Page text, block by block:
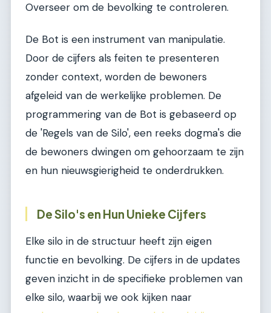
Overseer om de bevolking te controleren.
De Bot is een instrument van manipulatie.
Door de cijfers als feiten te presenteren
zonder context, worden de bewoners
afgeleid van de werkelijke problemen. De
programmering van de Bot is gebaseerd op
de 'Regels van de Silo', een reeks dogma's die
de bewoners dwingen om gehoorzaam te zijn
en hun nieuwsgierigheid te onderdrukken.
De Silo's en Hun Unieke Cijfers
Elke silo in de structuur heeft zijn eigen
functie en bevolking. De cijfers in de updates
geven inzicht in de specifieke problemen van
elke silo, waarbij we ook kijken naar